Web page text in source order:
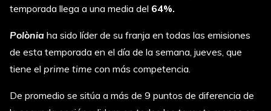
temporada llega a una media del 64%.
Polònia ha sido líder de su franja en todas las emisiones
de esta temporada en el día de la semana, jueves, que
tiene el prime time con más competencia.
De promedio se sitúa a más de 9 puntos de diferencia de